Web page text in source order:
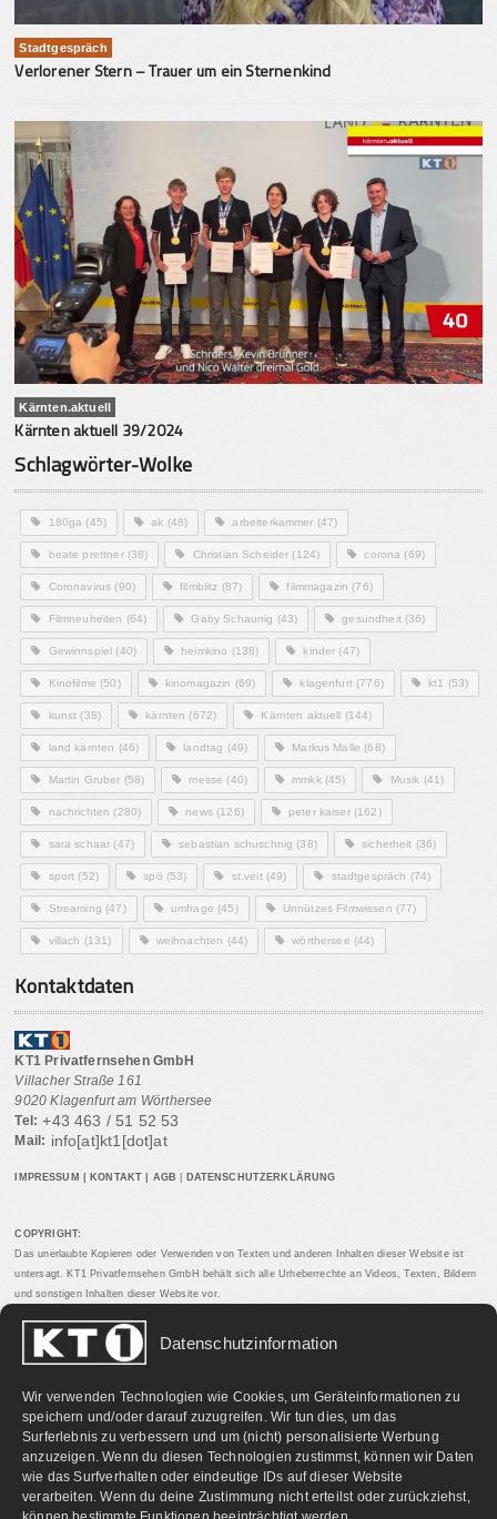
Datenschutzinformation
Wir verwenden Technologien wie Cookies, um Geräteinformationen zu
speichern und/oder darauf zuzugreifen. Wir tun dies, um das
Surferlebnis zu verbessern und um (nicht) personalisierte Werbung
anzuzeigen. Wenn du diesen Technologien zustimmst, können wir Daten
wie das Surfverhalten oder eindeutige IDs auf dieser Website
verarbeiten. Wenn du deine Zustimmung nicht erteilst oder zurückziehst,
Stadtgespräch
Verlorener Stern – Trauer um ein Sternenkind
Kärnten.aktuell
Kärnten aktuell 39/2024
Schlagwörter-Wolke
180ga (45) ak (48) arbeiterkammer (47)
beate prettner(38) Christian Scheider (124) corona (69)
Coronavirus (90) filmblitz (87) filmmagazin (76)
Filmneuheiten (64) Gaby Schaunig (43) gesundheit(36)
Gewinnspiel (40) heimkino (138) kinder (47)
Kinofilme (50) kinomagazin (69) klagenfurt(776) kt1 (53)
kunst (38) kärnten (672) Kärnten aktuell (144)
land kärnten (46) landtag (49) Markus Malle (68)
Martin Gruber (58) messe (40) mmkk(45) Musik (41)
nachrichten (280) news(126) peter kaiser(162)
sara schaar (47) sebastian schuschnig (38) sicherheit (36)
sport (52) spö (53) st.veit(49) stadtgespräch (74)
Streaming (47) umfrage (45) Unnützes Filmwissen (77)
villach (131) weihnachten (44) wörthersee (44)
Kontaktdaten
KT1 Privatfernsehen GmbH
Villacher Straße 161
9020 Klagenfurt am Wörthersee
Tel: +43 463 / 51 52 53
Mail: info[at]kt1[dot]at
IMPRESSUM KONTAKT AGB DATENSCHUTZERKLÄRUNG
COPYRIGHT:
Das unerlaubte Kopieren oder Verwenden von Texten und anderen Inhalten dieser Website ist
untersagt. KT1 Privatfernsehen GmbH behält sich alle Urheberrechte an Videos, Texten, Bildern
und sonstigen Inhalten dieser Website vor.
PARTNERLINKS: